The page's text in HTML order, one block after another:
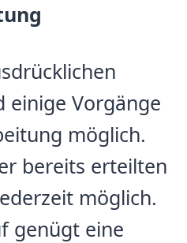
einige Vorgänge
möglich.
bereits erteilten
möglich.
genügt eine